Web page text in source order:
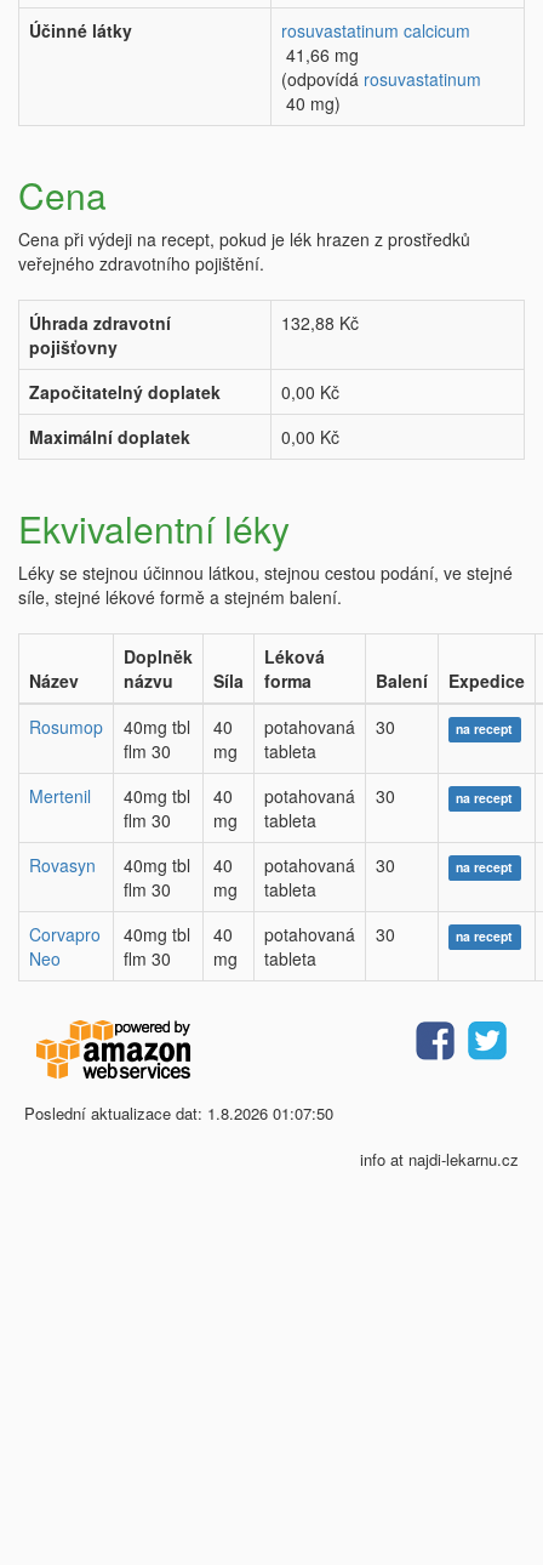
Účinné látky
rosuvastatinum calcicum
41,66 mg
(odpovídá rosuvastatinum
40 mg)
Cena
Cena při výdeji na recept, pokud je lék hrazen z prostředků
veřejného zdravotního pojištění.
Úhrada zdravotní
pojišťovny
132,88 Kč
Započitatelný doplatek
0,00 Kč
Maximální doplatek
0,00 Kč
Ekvivalentní léky
Léky se stejnou účinnou látkou, stejnou cestou podání, ve stejné
síle, stejné lékové formě a stejném balení.
Název
Doplněk
názvu
Síla
Léková
forma
Balení
Expedice
Rosumop
40mg tbl
flm 30
40
mg
potahovaná
tableta
30 na recept
Mertenil
40mg tbl
flm 30
40
mg
potahovaná
tableta
30 na recept
Rovasyn
40mg tbl
flm 30
40
mg
potahovaná
tableta
30 na recept
Corvapro
Neo
40mg tbl
flm 30
40
mg
potahovaná
tableta
30 na recept
Poslední aktualizace dat: 1.8.2026 01:07:50
info at najdi-lekarnu.cz